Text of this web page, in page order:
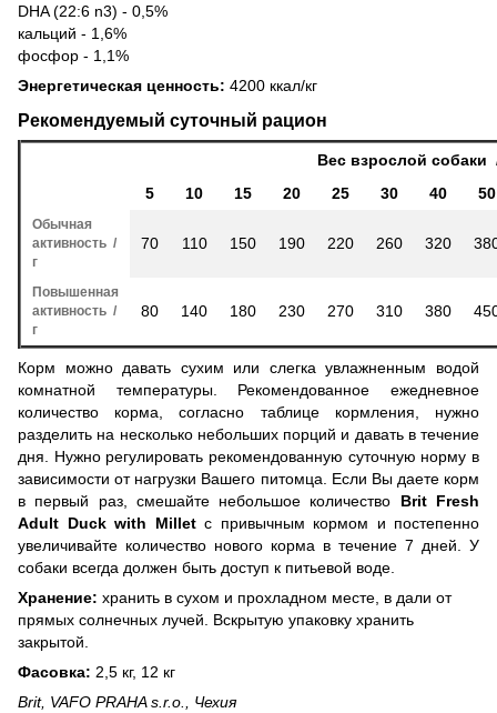
DHA (22:6 n3) - 0,5%
кальций - 1,6%
фосфор - 1,1%
Энергетическая ценность: 4200 ккал/кг
Рекомендуемый суточный рацион
Вес взрослой собаки
5
10 15 20 25 30 40 50
Обычная
активность /
г
70 110 150 190 220 260 320
Повышенная
активность /
г
80 140 180 230 270 310 380
Корм можно давать сухим или слегка увлажненным водой
комнатной температуры. Рекомендованное ежедневное
количество корма, согласно таблице кормления, нужно
разделить на несколько небольших порций и давать в течение
дня. Нужно регулировать рекомендованную суточную норму в
зависимости от нагрузки Вашего питомца. Если Вы даете корм
в первый раз, смешайте небольшое количество Brit Fresh
Adult Duck with Milletс привычным кормом и постепенно
увеличивайте количество нового корма в течение 7 дней. У
собаки всегда должен быть доступ к питьевой воде.
Хранение: хранить в сухом и прохладном месте, в дали от
прямых солнечных лучей. Вскрытую упаковку хранить
закрытой.
Фасовка: 2,5 кг, 12 кг
Brit, VAFO PRAHA s.r.o., Чехия